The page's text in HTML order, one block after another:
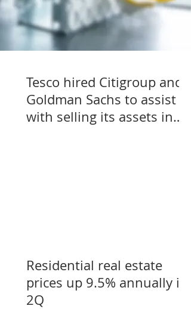
Tesco hired Citigroup and
Goldman Sachs to assist
with selling its assets in
Residential real estate
prices up 9.5% annually in
2Q